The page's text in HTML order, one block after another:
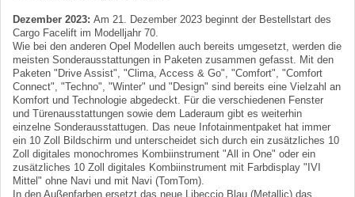
Dezember 2023: Am 21. Dezember 2023 beginnt der Bestellstart des
Cargo Facelift im Modelljahr 70.
Wie bei den anderen Opel Modellen auch bereits umgesetzt, werden die
meisten Sonderausstattungen in Paketen zusammen gefasst. Mit den
Paketen "Drive Assist", "Clima, Access & Go", "Comfort", "Comfort
Connect", "Techno", "Winter" und "Design" sind bereits eine Vielzahl an
Komfort und Technologie abgedeckt. Für die verschiedenen Fenster
und Türenausstattungen sowie dem Laderaum gibt es weiterhin
einzelne Sonderausstattugen. Das neue Infotainmentpaket hat immer
ein 10 Zoll Bildschirm und unterscheidet sich durch ein zusätzliches 10
Zoll digitales monochromes Kombiinstrument "All in One" oder ein
zusätzliches 10 Zoll digitales Kombiinstrument mit Farbdisplay "IVI
Mittel" ohne Navi und mit Navi (TomTom).
In den Außenfarben ersetzt das neue Libeccio Blau (Metallic) das